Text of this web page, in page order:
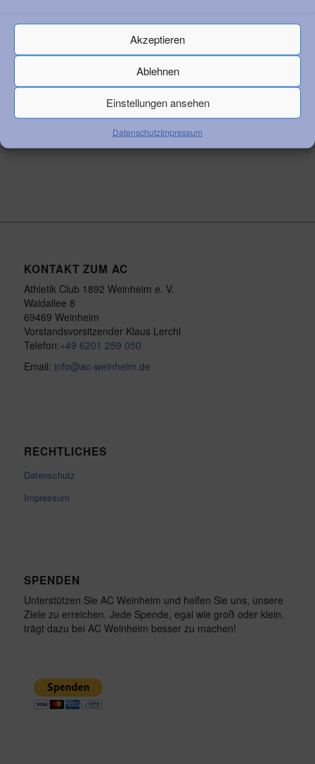
Akzeptieren
Ablehnen
Einstellungen ansehen
DatenschutzImpressum
STADTRADELN 2026
Stadtradeln 2026
0 KOMMENTARE / VON
KONTAKT ZUM AC
Athletik Club 1892 Weinheim e. V.
Waidallee 8
69469 Weinheim
Vorstandsvorsitzender Klaus Lerchl
Telefon:+49 6201 259 050
Email: info@ac-weinheim.de
RECHTLICHES
Datenschutz
Impressum
SPENDEN
Unterstützen Sie AC Weinheim und helfen Sie uns, unsere
Ziele zu erreichen. Jede Spende, egal wie groß oder klein,
trägt dazu bei AC Weinheim besser zu machen!